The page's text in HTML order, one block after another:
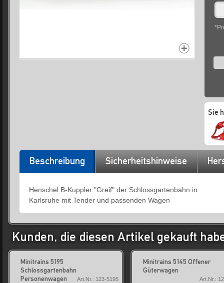
Sie
Beschreibung Sicherheitshinweise
Henschel B-Kuppler "Greif" der Schlossgartenbahn in
Karlsruhe mit Tender und passenden Wagen
Kunden, die diesen Artikel gekauft
Minitrains 5195
Schlossgartenbahn
Personenwagen
Art.Nr.: 123-5195
Minitrains 5145 Offener
Güterwagen
Art.Nr.: